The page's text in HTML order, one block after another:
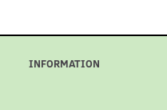
INFORMATION